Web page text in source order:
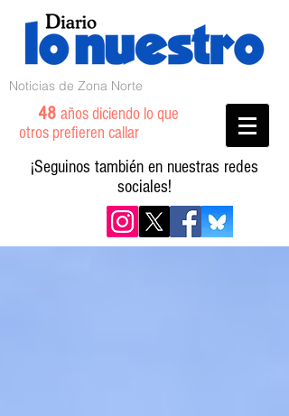
Noticias de Zona Norte
48 años diciendo lo que
otros prefieren callar
¡Seguinos también en nuestras redes
sociales!